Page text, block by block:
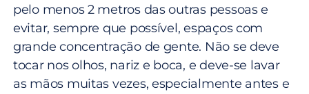
pelo menos 2 metros das outras pessoas e
evitar, sempre que possível, espaços com
grande concentração de gente. Não se deve
tocar nos olhos, nariz e boca, e deve-se lavar
as mãos muitas vezes, especialmente antes e